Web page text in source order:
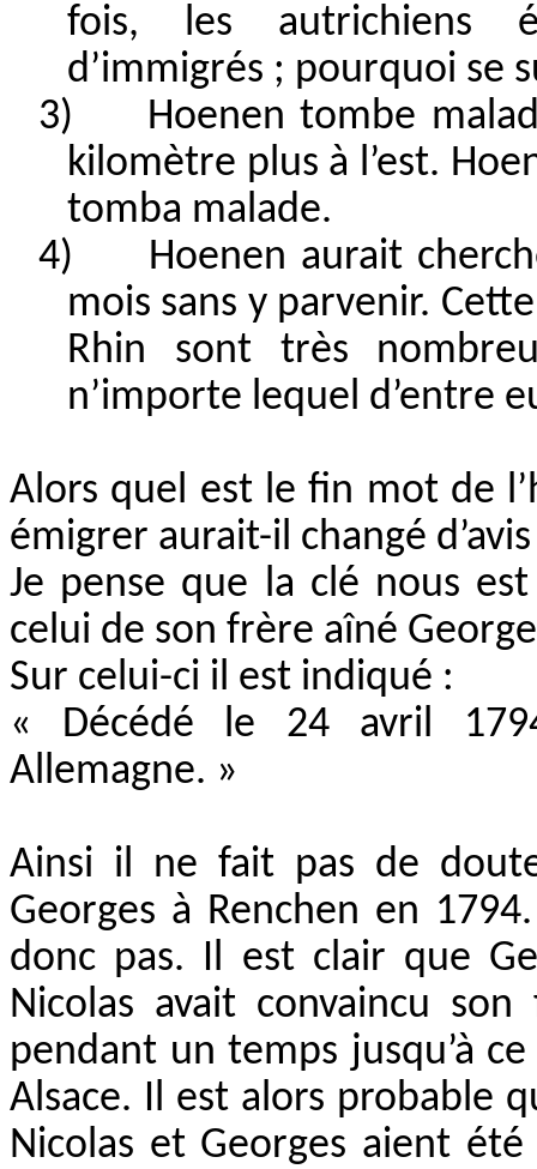
fois, les autrichiens
d’immigrés ; pourquoi se
3)
Hoenen tombe
kilomètre plus à l’est.
tomba malade.
4)
Hoenen aurait
mois sans y parvenir.
Rhin sont très
n’importe lequel d’entre
Alors quel est le fin mot de
émigrer aurait-il changé
Je pense que la clé nous
celui de son frère aîné
Sur celui-ci il est indiqué :
« Décédé le 24 avril
Allemagne. »
Ainsi il ne fait pas de
Georges à Renchen en
donc pas. Il est clair que
Nicolas avait convaincu
pendant un temps jusqu’à
Alsace. Il est alors probable
Nicolas et Georges aient